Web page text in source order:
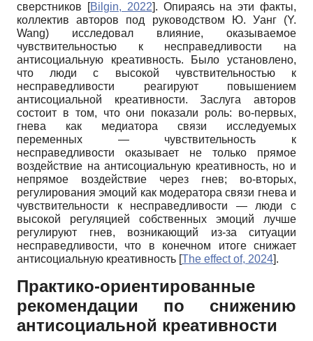
сверстников
[Bilgin, 2022]. Опираясь на эти факты,
коллектив авторов под руководством Ю. Уанг (Y.
Wang) исследовал влияние, оказываемое
чувствительностью к несправедливости на
антисоциальную креативность. Было установлено,
что люди с высокой чувствительностью к
несправедливости реагируют повышением
антисоциальной креативности. Заслуга авторов
состоит в том, что они показали роль: во-первых,
гнева как медиатора связи исследуемых
переменных — чувствительность к
несправедливости оказывает не только прямое
воздействие на антисоциальную креативность, но и
непрямое воздействие через гнев; во-вторых,
регулирования эмоций как модератора связи гнева и
чувствительности к несправедливости — люди с
высокой регуляцией собственных эмоций лучше
регулируют гнев, возникающий из-за ситуации
несправедливости, что в конечном итоге снижает
антисоциальную креативность [The effect of, 2024].
Практико-ориентированные
рекомендации по снижению
антисоциальной креативности